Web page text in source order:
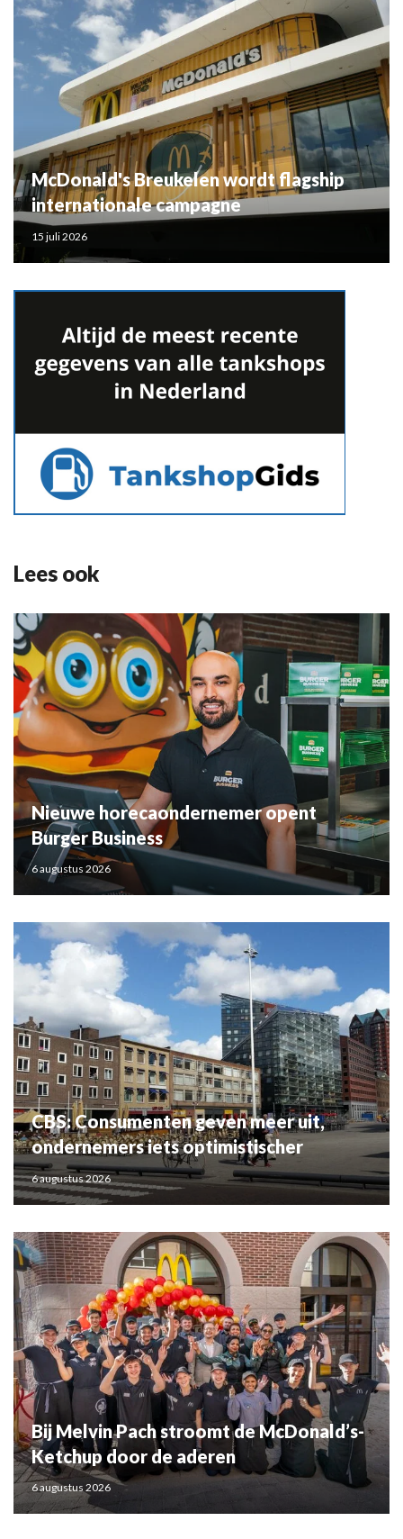
McDonald's Breukelen wordt flagship
internationale campagne
15 juli 2026
Lees ook
Nieuwe horecaondernemer opent
Burger Business
6 augustus 2026
CBS: Consumenten geven meer uit,
ondernemers iets optimistischer
6 augustus 2026
Bij Melvin Pach stroomt de McDonald’s-
Ketchup door de aderen
6 augustus 2026